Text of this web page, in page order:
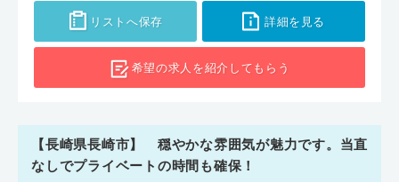
リストへ保存 詳細を見る
希望の求人を紹介してもらう
【長崎県長崎市】 穏やかな雰囲気が魅力です。当直
なしでプライベートの時間も確保！